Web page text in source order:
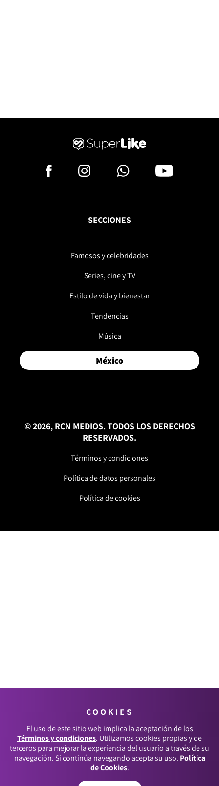
SECCIONES
Famosos y celebridades
Series, cine y TV
Estilo de vida y bienestar
Tendencias
Música
México
© 2026, RCN MEDIOS. TODOS LOS DERECHOS
RESERVADOS.
Términos y condiciones
Política de datos personales
Política de cookies
COOKIES
El uso de este sitio web implica la aceptación de los
Términos y condiciones. Utilizamos cookies propias y de
terceros para mejorar la experiencia del usuario a través de su
navegación. Si continúa navegando acepta su uso. Política
de Cookies.